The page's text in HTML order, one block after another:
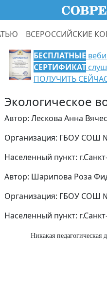
ВСЕРОССИЙСКИЕ
БЕСПЛАТНЫЕ
СЕРТИФИКАТ
ПОЛУЧИТЬ
Экологическое
Автор: Лескова Анна
Организация: ГБОУ СОШ
Населенный пункт:
Автор: Шарипова Роза
Организация: ГБОУ СОШ
Населенный пункт:
Никакая педагогическая